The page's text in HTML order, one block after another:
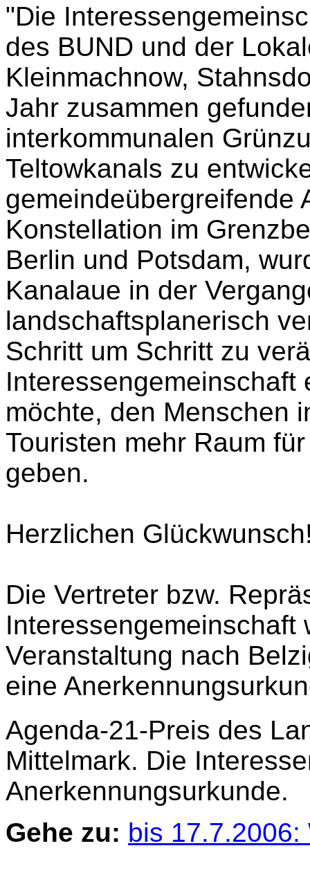
"Die
des BUND und der
Kleinmachnow,
Jahr zusammen
interkommunalen
Teltowkanals zu
gemeindeübergreifende
Konstellation im
Berlin und Potsdam,
Kanalaue in der
landschaftsplanerisch
Schritt um Schritt zu
möchte, den Menschen
Touristen mehr Raum
geben.
Herzlichen
Die Vertreter bzw.
Interessengemeinschaft
Veranstaltung nach
eine
Agenda-21-Preis des
Mittelmark. Die
Anerkennungsurkunde.
Gehe zu: bis